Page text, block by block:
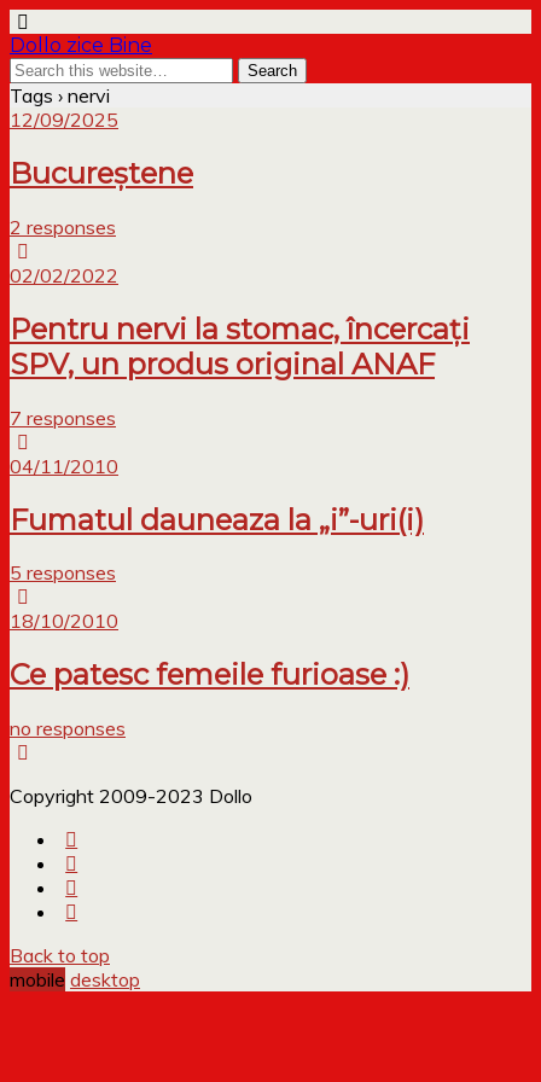
Dollo zice Bine
Tags › nervi
12/09/2025
Bucureștene
2 responses
02/02/2022
Pentru nervi la stomac, încercați
SPV, un produs original ANAF
7 responses
04/11/2010
Fumatul dauneaza la „i”-uri(i)
5 responses
18/10/2010
Ce patesc femeile furioase :)
no responses
Copyright 2009-2023 Dollo
Back to top
mobile desktop